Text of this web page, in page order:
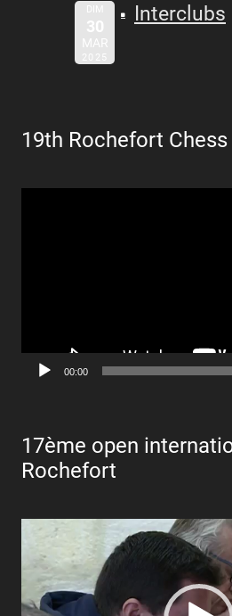
DIM
30
MAR
2025
Interclubs
19th Rochefort Chess
00:00
17ème open
Rochefort
Lecteur